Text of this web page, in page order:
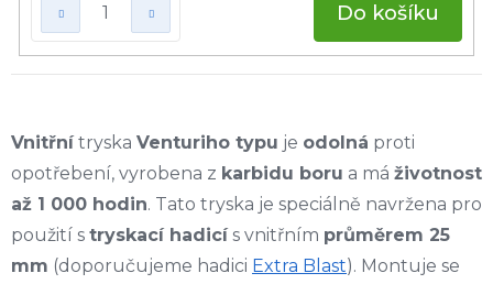
Do košíku
Vnitřnítryska Venturiho typu je odolná proti
opotřebení, vyrobena z karbidu boru a má životnost
až 1 000 hodin. Tato tryska je speciálně navržena pro
použití s tryskací hadicís vnitřním průměrem 25
mm (doporučujeme hadici Extra Blast). Montuje se